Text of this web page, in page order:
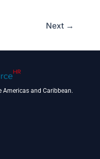
Next →
Americas and Caribbean.